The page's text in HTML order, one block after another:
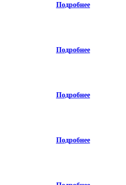
Подробнее
Подробнее
Подробнее
Подробнее